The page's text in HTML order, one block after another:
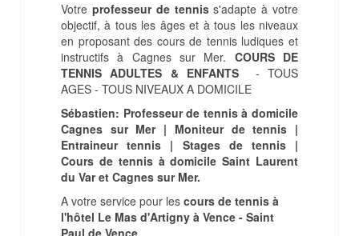
Votre professeur de tenniss'adapte à votre
objectif, à tous les âges et à tous les niveaux
en proposant des cours de tennis ludiques et
instructifs à Cagnes sur Mer. COURS DE
TENNIS ADULTES & ENFANTS
- TOUS
AGES - TOUS NIVEAUX A DOMICILE
Sébastien: Professeur de tennis à domicile
Cagnes sur Mer | Moniteur de tennis |
Entraineur tennis | Stages de tennis |
Cours de tennis à domicile Saint Laurent
du Var et Cagnes sur Mer.
A votre service pour les cours de tennis à
l'hôtel Le Mas d'Artigny à Vence - Saint
Paul de Vence.